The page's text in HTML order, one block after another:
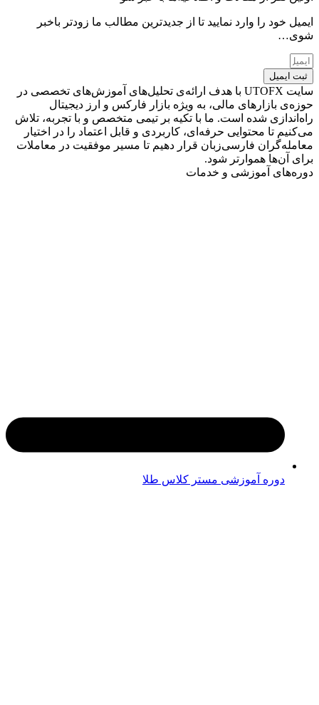
ایمیل خود را وارد نمایید تا از جدیدترین مطالب ما زودتر باخبر
شوی…
ثبت ایمیل
سایت UTOFX با هدف ارائه‌ی تحلیل‌های آموزش‌های تخصصی در
حوزه‌ی بازارهای مالی، به ویژه بازار فارکس و ارز دیجیتال
راه‌اندازی شده است. ما با تکیه بر تیمی متخصص و با تجربه، تلاش
می‌کنیم تا محتوایی حرفه‌ای، کاربردی و قابل اعتماد را در اختیار
معامله‌گران فارسی‌زبان قرار دهیم تا مسیر موفقیت در معاملات
برای آن‌ها هموارتر شود.
دوره‌های آموزشی و خدمات
دوره آموزشی مستر کلاس طلا